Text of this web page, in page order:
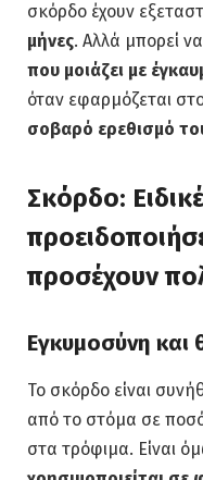
σκόρδο έχουν
μήνες. Αλλά μπορεί
που μοιάζει με
όταν εφαρμόζεται
σοβαρό ερεθισμό
Σκόρδο:
προσέχουν
Εγκυμοσύνη και
Το σκόρδο είναι
από το στόμα σε
στα τρόφιμα. Είναι